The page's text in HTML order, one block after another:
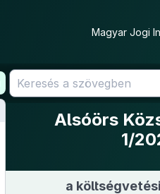
Magyar Jogi
Alsóörs
1/
a